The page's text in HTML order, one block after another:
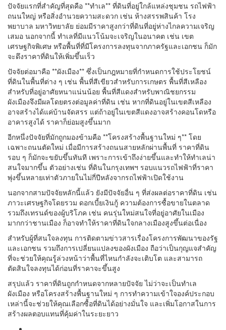
ปัจจัยแรกที่สำคัญที่สุดคือ **ทำเล** ที่ดินที่อยู่ใกล้แหล่งชุมชน รถไฟฟ้า
ถนนใหญ่ หรือสิ่งอำนวยความสะดวก เช่น ห้างสรรพสินค้า โรง
พยาบาล มหาวิทยาลัย ย่อมมีราคาสูงกว่าที่ดินที่อยู่ห่างไกลความเจริญ
เสมอ นอกจากนี้ ทำเลที่มีแนวโน้มจะเจริญในอนาคต เช่น เขต
เศรษฐกิจพิเศษ หรือพื้นที่ที่มีโครงการลงทุนจากภาครัฐและเอกชน ก็มัก
จะดึงราคาที่ดินให้เพิ่มขึ้นเร็ว
ปัจจัยต่อมาคือ **ผังเมือง** ซึ่งเป็นกฎหมายที่กำหนดการใช้ประโยชน์
ที่ดินในพื้นที่ต่าง ๆ เช่น พื้นที่สีเขียวสำหรับการเกษตร พื้นที่สีเหลือง
สำหรับที่อยู่อาศัยหนาแน่นน้อย พื้นที่สีแดงสำหรับพาณิชยกรรม
ผังเมืองจึงมีผลโดยตรงต่อมูลค่าที่ดิน เช่น หากที่ดินอยู่ในเขตสีเหลือง
อาจสร้างได้แค่บ้านจัดสรร แต่ถ้าอยู่ในเขตสีแดงอาจสร้างคอนโดหรือ
อาคารสูงได้ ราคาก็ย่อมสูงขึ้นมาก
อีกหนึ่งปัจจัยที่มักถูกมองข้ามคือ **โครงสร้างพื้นฐานใหม่ ๆ** โดย
เฉพาะถนนตัดใหม่ เมื่อมีการสร้างถนนสายหลักผ่านพื้นที่ ราคาที่ดิน
รอบ ๆ ก็มักจะขยับขึ้นทันที เพราะการเข้าถึงง่ายขึ้นและทำให้ทำเลน่า
สนใจมากขึ้น ตัวอย่างเช่น ที่ดินในกรุงเทพฯ รอบแนวรถไฟฟ้าที่ราคา
พุ่งขึ้นหลายเท่าตัวภายในไม่กี่ปีหลังจากรถไฟฟ้าเปิดใช้งาน
นอกจากสามปัจจัยหลักนี้แล้ว ยังมีปัจจัยอื่น ๆ ที่ส่งผลต่อราคาที่ดิน เช่น
ภาวะเศรษฐกิจโดยรวม ดอกเบี้ยเงินกู้ ความต้องการซื้อขายในตลาด
รวมถึงเทรนด์ของผู้บริโภค เช่น คนรุ่นใหม่สนใจที่อยู่อาศัยในเมือง
มากกว่าชานเมือง ก็อาจทำให้ราคาที่ดินใจกลางเมืองสูงขึ้นต่อเนื่อง
สำหรับผู้ที่สนใจลงทุน การติดตามข่าวสารเรื่องโครงการพัฒนาของรัฐ
และเอกชน รวมถึงการเปลี่ยนแปลงของผังเมือง ถือว่าเป็นกุญแจสำคัญ
ที่จะช่วยให้คุณรู้ล่วงหน้าว่าพื้นที่ไหนกำลังจะเติบโต และสามารถ
ตัดสินใจลงทุนได้ก่อนที่ราคาจะขึ้นสูง
สรุปแล้ว ราคาที่ดินถูกกำหนดจากหลายปัจจัย ไม่ว่าจะเป็นทำเล
ผังเมือง หรือโครงสร้างพื้นฐานใหม่ ๆ การทำความเข้าใจองค์ประกอบ
เหล่านี้จะช่วยให้คุณเลือกซื้อที่ดินได้อย่างมั่นใจ และเพิ่มโอกาสในการ
สร้างผลตอบแทนที่คุ้มค่าในระยะยาว